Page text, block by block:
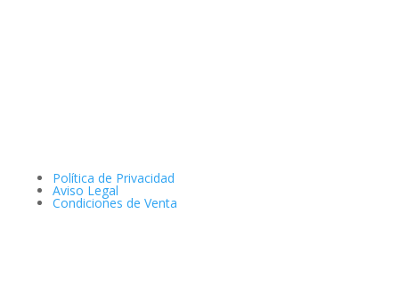
Política de Privacidad
Aviso Legal
Condiciones de Venta